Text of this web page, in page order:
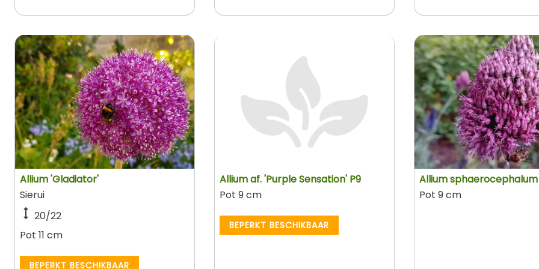
Allium 'Gladiator'
Sierui
20/22
Pot 11 cm
BEPERKT BESCHIKBAAR
Allium af. 'Purple Sensation' P9
Pot 9 cm
BEPERKT BESCHIKBAAR
Allium sphaerocephalum
Pot 9 cm